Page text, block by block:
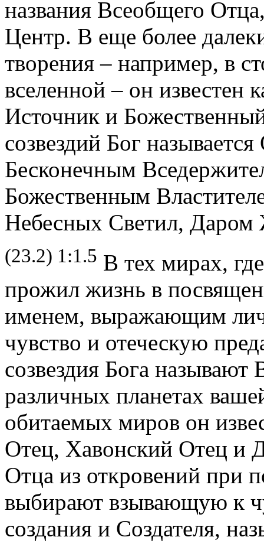
названия Всеобщего
Центр. В еще более
творения – например, в
вселенной – он известен
Источник и
созвездий Бог
Бесконечным
Божественным
Небесных Светил,
(23.2) 1:1.5 В тех мирах,
прожил жизнь в
именем, выражающим
чувство и отеческую
созвездия Бога
различных планетах
обитаемых миров он
Отец, Хавонский Отец и
Отца из откровений при
выбирают взывающую к
создания и Создателя,